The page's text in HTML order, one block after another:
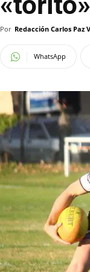
Por Redacción Carlos Paz
WhatsApp